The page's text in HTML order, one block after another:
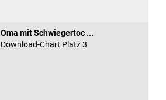
Oma mit Schwiegertoc ...
Download-Chart Platz 3